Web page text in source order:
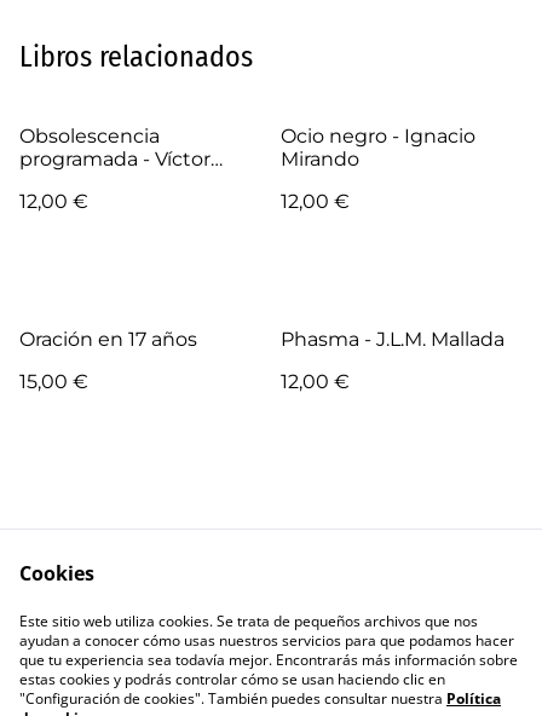
Libros relacionados
Obsolescencia
programada - Víctor
12,00 €
Ocio negro - Ignacio
Mirando
12,00 €
Oración en 17 años
15,00 €
Phasma - J.L.M. Mallada
12,00 €
Política de
privacidad
Política de cookies
Cookies
Este sitio web utiliza cookies. Se trata de pequeños archivos que nos
ayudan a conocer cómo usas nuestros servicios para que podamos hacer
que tu experiencia sea todavía mejor. Encontrarás más información sobre
estas cookies y podrás controlar cómo se usan haciendo clic en
"Configuración de cookies". También puedes consultar nuestra Política